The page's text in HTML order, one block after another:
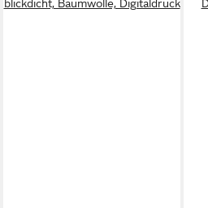
blickdicht, Baumwolle, Digitaldruck